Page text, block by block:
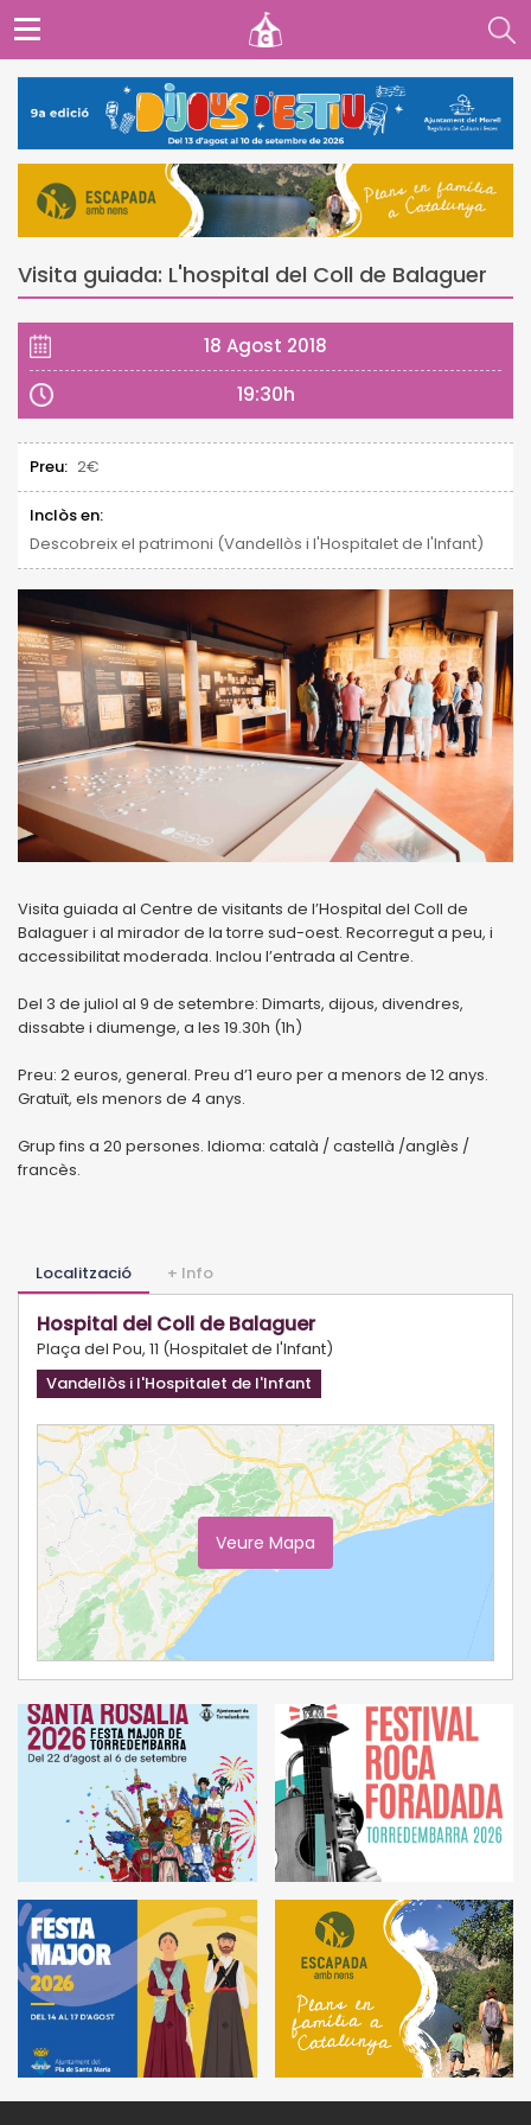
Visita guiada: L'hospital del Coll de Balaguer
18 Agost 2018
19:30h
Preu: 2€
Inclòs en:
Descobreix el patrimoni (Vandellòs i l'Hospitalet de l'Infant)
Visita guiada al Centre de visitants de l’Hospital del Coll de
Balaguer i al mirador de la torre sud-oest. Recorregut a peu, i
accessibilitat moderada. Inclou l’entrada al Centre.
Del 3 de juliol al 9 de setembre: Dimarts, dijous, divendres,
dissabte i diumenge, a les 19.30h (1h)
Preu: 2 euros, general. Preu d’1 euro per a menors de 12 anys.
Gratuït, els menors de 4 anys.
Grup fins a 20 persones. Idioma: català / castellà /anglès /
francès.
Localització + Info
Hospital del Coll de Balaguer
Plaça del Pou, 11 (Hospitalet de l'Infant)
Vandellòs i l'Hospitalet de l'Infant
Veure Mapa